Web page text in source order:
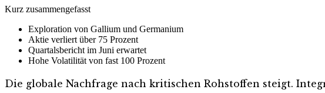
Kurz zusammengefasst
Exploration von Gallium und Germanium
Aktie verliert über 75 Prozent
Quartalsbericht im Juni erwartet
Hohe Volatilität von fast 100 Prozent
Die globale Nachfrage nach kritischen Rohstoffen steigt.